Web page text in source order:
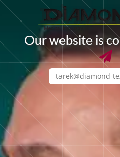
Ourwebsite is co